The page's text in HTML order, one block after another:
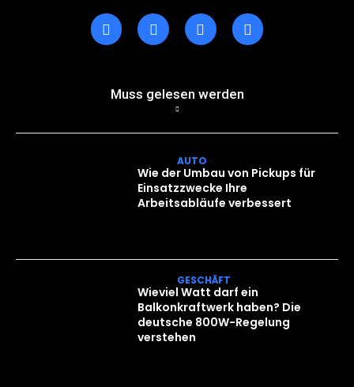
Muss gelesen werden
AUTO
Wie der Umbau von Pickups für
Einsatzzwecke Ihre
Arbeitsabläufe verbessert
GESCHÄFT
Wieviel Watt darf ein
Balkonkraftwerk haben? Die
deutsche 800W-Regelung
verstehen